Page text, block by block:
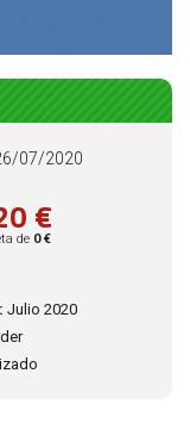
07/2020
€
de 0 €
Julio 2020